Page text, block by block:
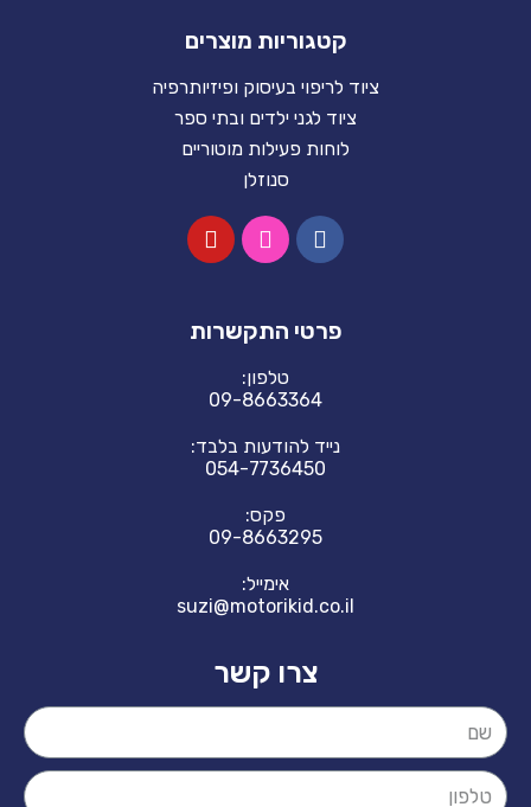
קטגוריות מוצרים
ציוד לריפוי בעיסוק ופיזיותרפיה
ציוד לגני ילדים ובתי ספר
לוחות פעילות מוטוריים
סנוזלן
פרטי התקשרות
טלפון:
09-8663364
נייד להודעות בלבד:
054-7736450
פקס:
09-8663295
אימייל:
suzi@motorikid.co.il
צרו קשר